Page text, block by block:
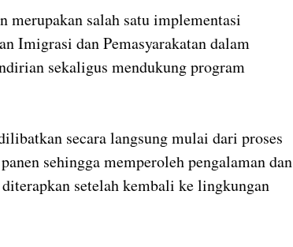
merupakan salah satu implementasi
Imigrasi dan Pemasyarakatan dalam
sekaligus mendukung program
secara langsung mulai dari proses
sehingga memperoleh pengalaman dan
setelah kembali ke lingkungan